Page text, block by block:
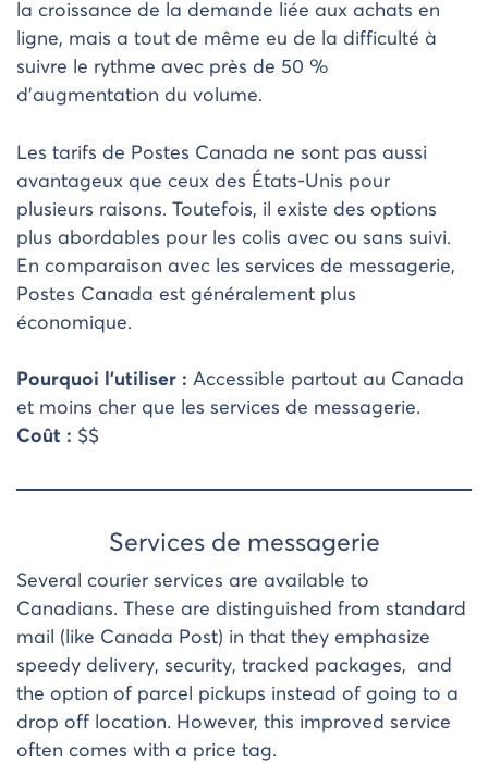
la croissance de la demande liée aux achats en
ligne, mais a tout de même eu de la difficulté à
suivre le rythme avec près de 50 %
d’augmentation du volume.
Les tarifs de Postes Canada ne sont pas aussi
avantageux que ceux des États-Unis pour
plusieurs raisons. Toutefois, il existe des options
plus abordables pour les colis avec ou sans suivi.
En comparaison avec les services de messagerie,
Postes Canada est généralement plus
économique.
Pourquoi l’utiliser : Accessible partout au Canada
et moins cher que les services de messagerie.
Coût : $$
Services de messagerie
Several courier services are available to
Canadians. These are distinguished from standard
mail (like Canada Post) in that they emphasize
speedy delivery, security, tracked packages, and
the option of parcel pickups instead of going to a
drop off location. However, this improved service
often comes with a price tag.